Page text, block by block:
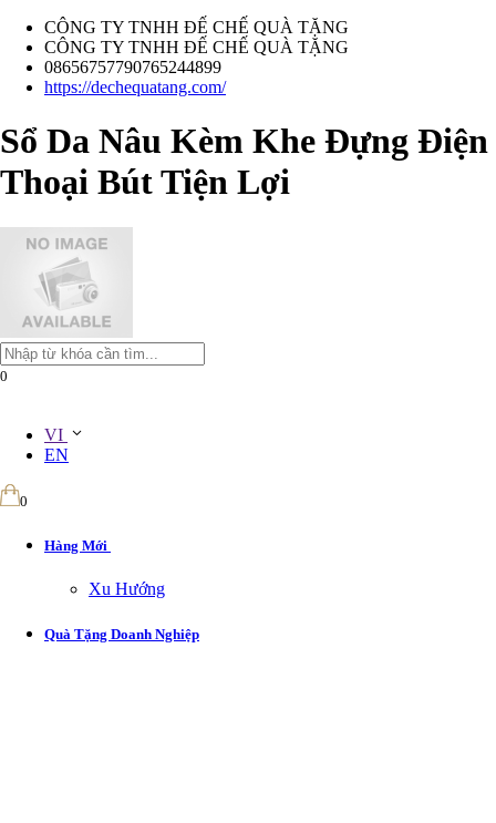
CÔNG TY TNHH ĐẾ CHẾ QUÀ TẶNG
CÔNG TY TNHH ĐẾ CHẾ QUÀ TẶNG
08656757790765244899
https://dechequatang.com/
Sổ Da Nâu Kèm Khe Đựng Điện
Thoại Bút Tiện Lợi
0
VI
EN
0
Hàng Mới
Xu Hướng
Quà Tặng Doanh Nghiệp